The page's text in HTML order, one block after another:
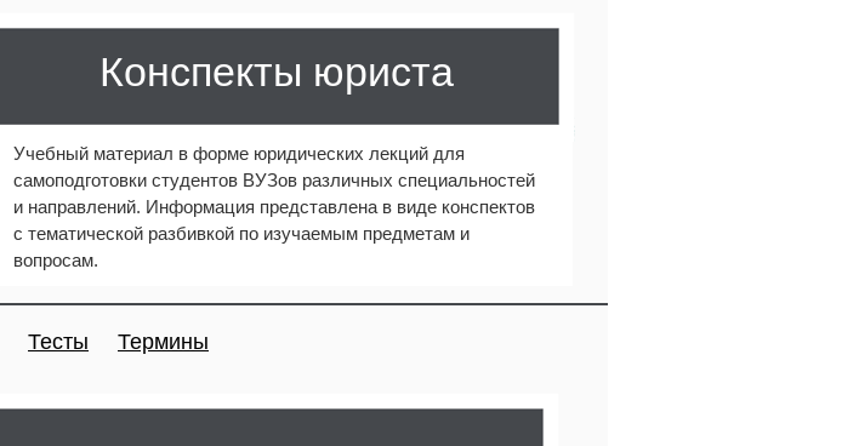
Конспекты юриста
Учебный материал в форме юридических лекций для
самоподготовки студентов ВУЗов различных специальностей
и направлений. Информация представлена в виде конспектов
с тематической разбивкой по изучаемым предметам и
вопросам.
Тесты Термины